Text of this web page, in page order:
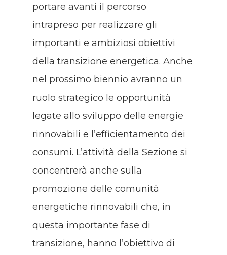
portare avanti il percorso
intrapreso per realizzare gli
importanti e ambiziosi obiettivi
della transizione energetica. Anche
nel prossimo biennio avranno un
ruolo strategico le opportunità
legate allo sviluppo delle energie
rinnovabili e l’efficientamento dei
consumi. L’attività della Sezione si
concentrerà anche sulla
promozione delle comunità
energetiche rinnovabili che, in
questa importante fase di
transizione, hanno l’obiettivo di